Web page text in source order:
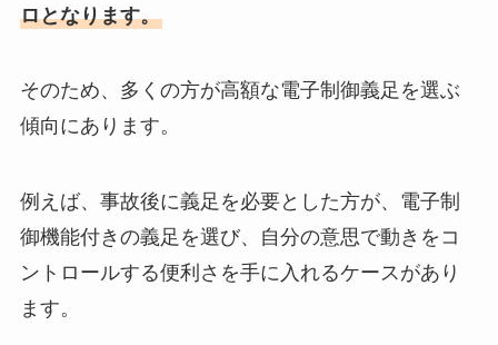
ロとなります。
そのため、多くの方が高額な電子制御義足を選ぶ
傾向にあります。
例えば、事故後に義足を必要とした方が、電子制
御機能付きの義足を選び、自分の意思で動きをコ
ントロールする便利さを手に入れるケースがあり
ます。